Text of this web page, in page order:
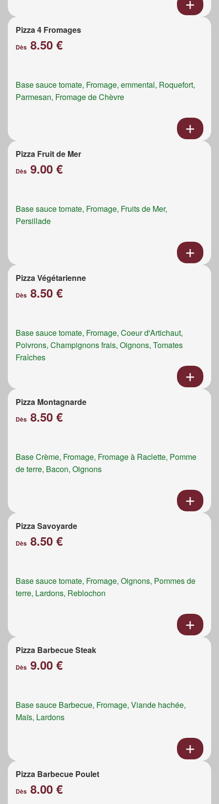
Pizza 4 Fromages
Dès 8.50 €
Base sauce tomate, Fromage, emmental, Roquefort,
Parmesan, Fromage de Chèvre
Pizza Fruit de Mer
Dès 9.00 €
Base sauce tomate, Fromage, Fruits de Mer,
Persillade
Pizza Végétarienne
Dès 8.50 €
Base sauce tomate, Fromage, Coeur d'Artichaut,
Poivrons, Champignons frais, Oignons, Tomates
Fraîches
Pizza Montagnarde
Dès 8.50 €
Base Crème, Fromage, Fromage à Raclette, Pomme
de terre, Bacon, Oignons
Pizza Savoyarde
Dès 8.50 €
Base sauce tomate, Fromage, Oignons, Pommes de
terre, Lardons, Reblochon
Pizza Barbecue Steak
Dès 9.00 €
Base sauce Barbecue, Fromage, Viande hachée,
Maïs, Lardons
Pizza Barbecue Poulet
Dès 8.00 €